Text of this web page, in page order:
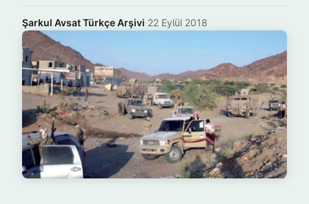
Şarkul Avsat Türkçe Arşivi·22 Eylül 2018